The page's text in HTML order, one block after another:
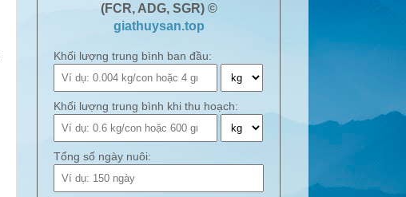
(FCR, ADG, SGR) ©
giathuysan.top
Khối lượng trung bình ban đầu:
Khối lượng trung bình khi thu hoạch:
Tổng số ngày nuôi: